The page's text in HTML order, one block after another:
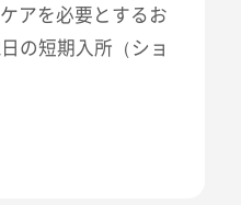
アを必要とするお
の短期入所（ショ